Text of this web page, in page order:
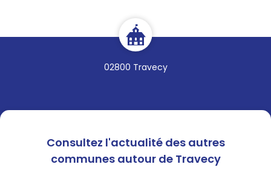
02800 Travecy
Consultez l'actualité des autres
communes autour de Travecy